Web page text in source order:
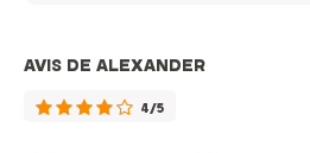
AVIS DE ALEXANDER
4/5